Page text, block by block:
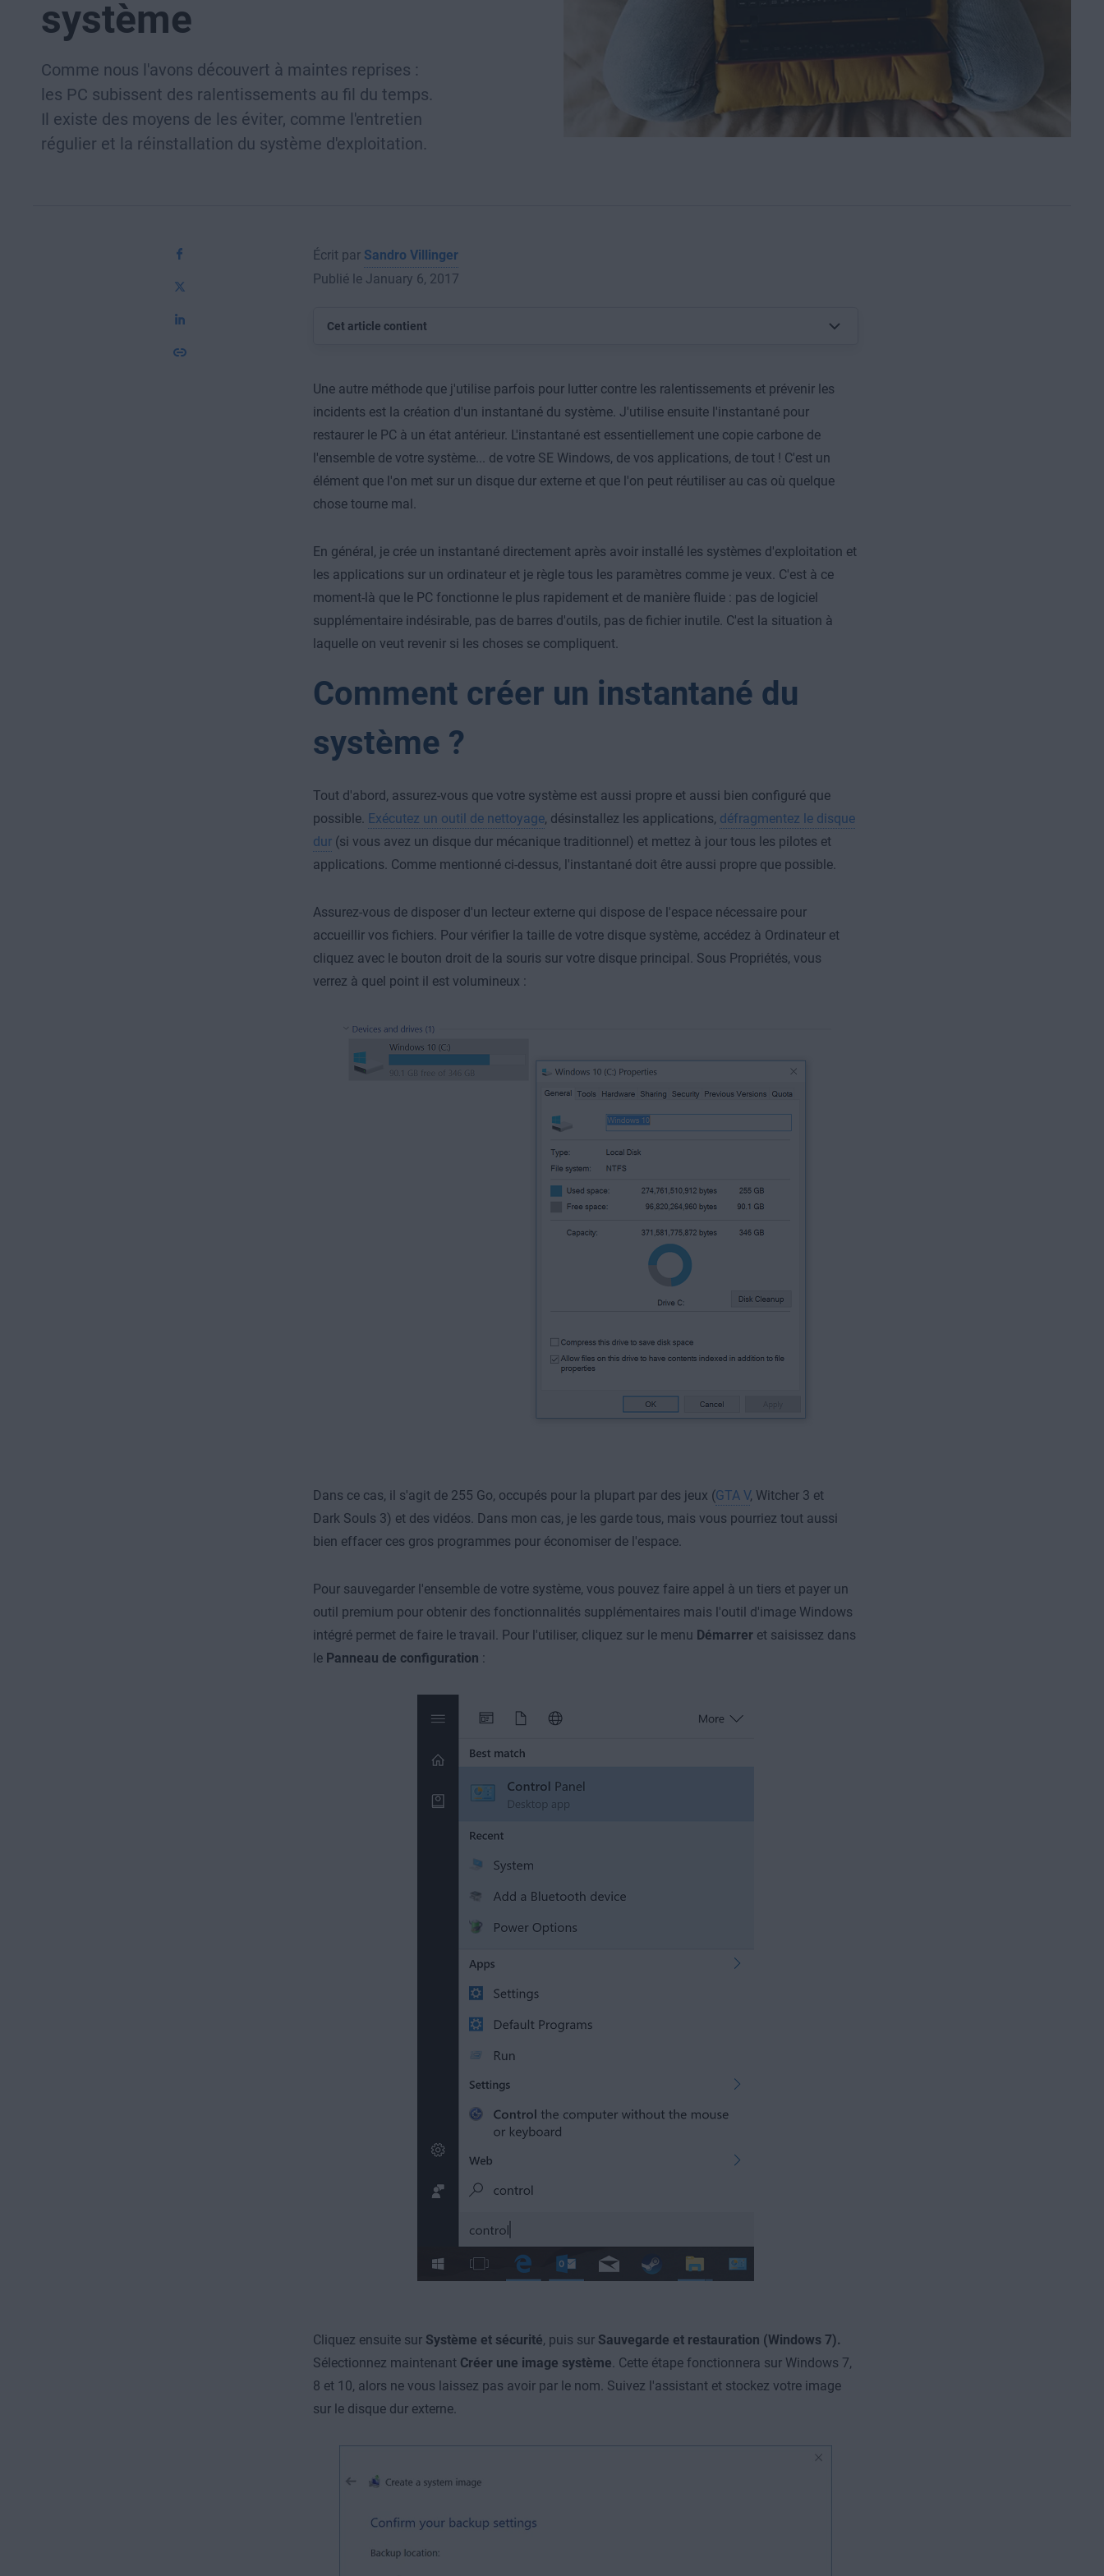
système
Comme nous l'avons découvert à maintes reprises :
les PC subissent des ralentissements au fil du temps.
Il existe des moyens de les éviter, comme l'entretien
régulier et la réinstallation du système d'exploitation.
Écrit par Sandro Villinger
Publié le January 6, 2017
Cet article contient
Une autre méthode que j'utilise parfois pour lutter contre les ralentissements et prévenir les
incidents est la création d'un instantané du système. J'utilise ensuite l'instantané pour
restaurer le PC à un état antérieur. L'instantané est essentiellement une copie carbone de
l'ensemble de votre système... de votre SE Windows, de vos applications, de tout ! C'est un
élément que l'on met sur un disque dur externe et que l'on peut réutiliser au cas où quelque
chose tourne mal.
En général, je crée un instantané directement après avoir installé les systèmes d'exploitation et
les applications sur un ordinateur et je règle tous les paramètres comme je veux. C'est à ce
moment-là que le PC fonctionne le plus rapidement et de manière fluide : pas de logiciel
supplémentaire indésirable, pas de barres d'outils, pas de fichier inutile. C'est la situation à
laquelle on veut revenir si les choses se compliquent.
Comment créer un instantané du
système ?
Tout d'abord, assurez-vous que votre système est aussi propre et aussi bien configuré que
possible. Exécutez un outil de nettoyage, désinstallez les applications, défragmentez le disque
dur(si vous avez un disque dur mécanique traditionnel) et mettez à jour tous les pilotes et
applications. Comme mentionné ci-dessus, l'instantané doit être aussi propre que possible.
Assurez-vous de disposer d'un lecteur externe qui dispose de l'espace nécessaire pour
accueillir vos fichiers. Pour vérifier la taille de votre disque système, accédez à Ordinateur et
cliquez avec le bouton droit de la souris sur votre disque principal. Sous Propriétés, vous
verrez à quel point il est volumineux :
Dans ce cas, il s'agit de 255 Go, occupés pour la plupart par des jeux (GTA V, Witcher 3 et
Dark Souls 3) et des vidéos. Dans mon cas, je les garde tous, mais vous pourriez tout aussi
bien effacer ces gros programmes pour économiser de l'espace.
Pour sauvegarder l'ensemble de votre système, vous pouvez faire appel à un tiers et payer un
outil premium pour obtenir des fonctionnalités supplémentaires mais l'outil d'image Windows
intégré permet de faire le travail. Pour l'utiliser, cliquez sur le menu Démarreret saisissez dans
le Panneau de configuration :
Cliquez ensuite sur Système et sécurité, puis sur Sauvegarde et restauration (Windows 7).
Sélectionnez maintenantCréer une image système . Cette étape fonctionnera sur Windows 7,
8 et 10, alors ne vous laissez pas avoir par le nom. Suivez l'assistant et stockez votre image
sur le disque dur externe.